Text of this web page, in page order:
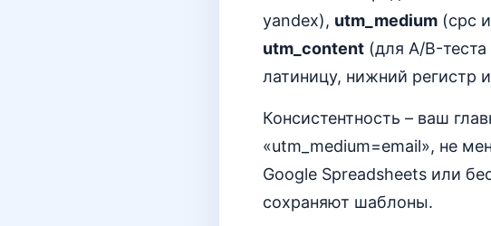
yandex), utm_medium (cpc
utm_content (для A/B-
латиницу, нижний регистр
Консистентность – ваш
«utm_medium=email», не
Google Spreadsheets или
сохраняют шаблоны.